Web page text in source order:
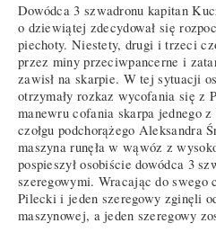
Dowódca 3 szwadronu kapitan
o dziewiątej zdecydował się
piechoty. Niestety, drugi i trzeci
przez miny przeciwpancerne i
zawisł na skarpie. W tej sytuacji
otrzymały rozkaz wycofania się z
manewru cofania skarpa jednego
czołgu podchorążego Aleksandra
maszyna runęła w wąwóz z
pospieszył osobiście dowódca 3
szeregowymi. Wracając do swego
Pilecki i jeden szeregowy zginęli
maszynowej, a jeden szeregowy